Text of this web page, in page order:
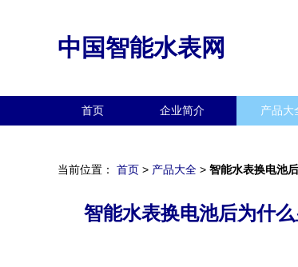
中国智能水表网
首页 企业简介 产品大
当前位置： 首页 > 产品大全 > 智能水表换电池
智能水表换电池后为什